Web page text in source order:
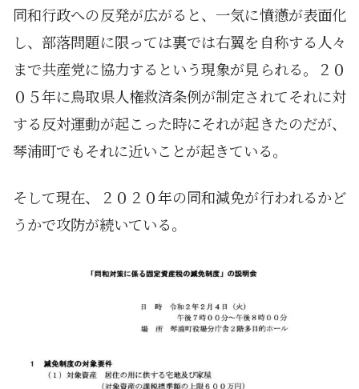
同和行政への反発が広がると、一気に憤懣が表面化
し、部落問題に限っては裏では右翼を自称する人々
まで共産党に協力するという現象が見られる。２０
０５年に鳥取県人権救済条例が制定されてそれに対
する反対運動が起こった時にそれが起きたのだが、
琴浦町でもそれに近いことが起きている。
そして現在、２０２０年の同和減免が行われるかど
うかで攻防が続いている。